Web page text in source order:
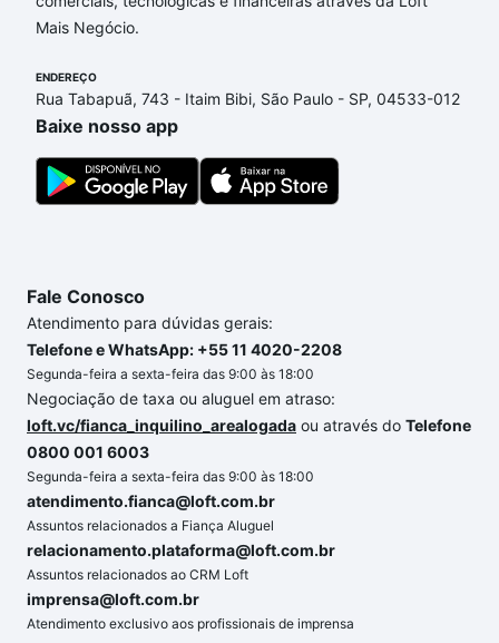
parcelas podem se adequar ao seu orçamento. Se
processo de compra, veja em nosso portal
custa comprar um apartamento e conte com a
gente para comprar o imóvel dos seus sonhos com
segurança e conforto. Loft, com você até as
chaves.
Mais Negócio.
ENDEREÇO
Rua Tabapuã, 743 - Itaim Bibi, São Paulo - SP, 04533-012
Baixe nosso app
Fale Conosco
Atendimento para dúvidas gerais:
Telefone e WhatsApp: +55 11 4020-2208
Segunda-feira a sexta-feira das 9:00 às 18:00
Negociação de taxa ou aluguel em atraso:
loft.vc/fianca_inquilino_arealogada ou através do Telefone
0800 001 6003
Segunda-feira a sexta-feira das 9:00 às 18:00
atendimento.fianca@loft.com.br
Assuntos relacionados a Fiança Aluguel
relacionamento.plataforma@loft.com.br
Assuntos relacionados ao CRM Loft
imprensa@loft.com.br
Atendimento exclusivo aos profissionais de imprensa